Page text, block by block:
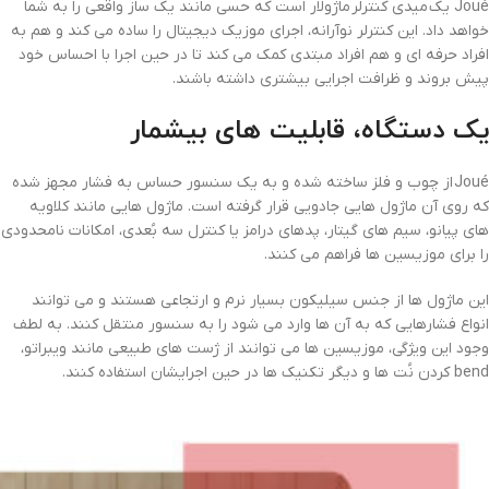
Joué یک میدی کنترلر ماژولار است که حسی مانند یک ساز واقعی را به شما
خواهد داد. این کنترلر نوآرانه، اجرای موزیک دیجیتال را ساده می کند و هم به
افراد حرفه ای و هم افراد مبتدی کمک می کند تا در حین اجرا با احساس خود
پیش بروند و ظرافت اجرایی بیشتری داشته باشند.
یک دستگاه، قابلیت های بیشمار
Joué از چوب و فلز ساخته شده و به یک سنسور حساس به فشار مجهز شده
که روی آن ماژول هایی جادویی قرار گرفته است. ماژول هایی مانند کلاویه
های پیانو، سیم های گیتار، پدهای درامز یا کنترل سه بُعدی، امکانات نامحدودی
را برای موزیسین ها فراهم می کنند.
این ماژول ها از جنس سیلیکون بسیار نرم و ارتجاعی هستند و می توانند
انواع فشارهایی که به آن ها وارد می شود را به سنسور منتقل کنند. به لطف
وجود این ویژگی، موزیسین ها می توانند از ژست های طبیعی مانند ویبراتو،
bend کردن نُت ها و دیگر تکنیک ها در حین اجرایشان استفاده کنند.